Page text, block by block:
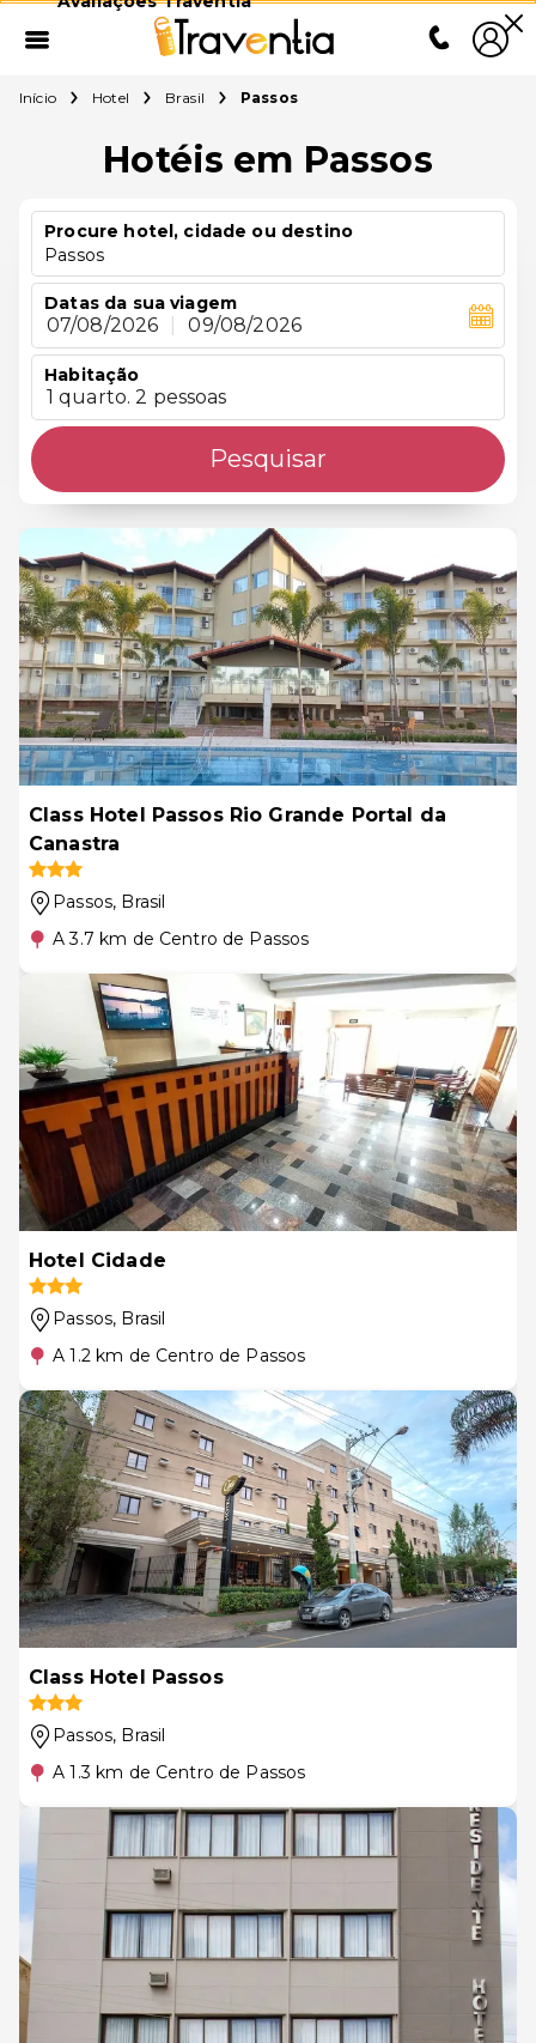
Início Hotel Brasil Passos
Hotéis em Passos
Procure hotel, cidade ou destino
Passos
Datas da sua viagem
07/08/2026 09/08/2026
Habitação
1 quarto. 2 pessoas
Pesquisar
Class Hotel Passos Rio Grande Portal da
Canastra
Passos, Brasil
A 3.7 km de Centro de Passos
Hotel Cidade
Passos, Brasil
A 1.2 km de Centro de Passos
Class Hotel Passos
Passos, Brasil
A 1.3 km de Centro de Passos